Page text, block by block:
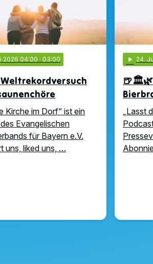
2026 04:00 · 03:00
Kirche im Dorf“ ist ein
Evangelischen
für Bayern e.V.
uns, liked uns, …
play_arrow 24.
„Lasst